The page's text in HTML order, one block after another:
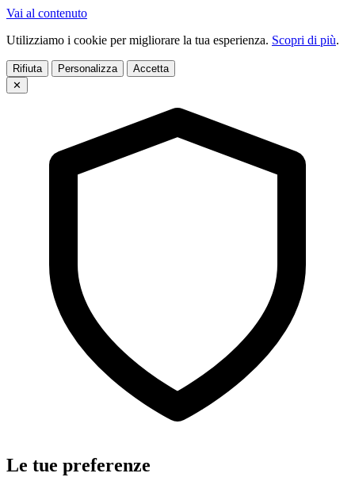
Vai al contenuto
Utilizziamo i cookie per migliorare la tua esperienza. Scopri di più.
Rifiuta Personalizza
Accetta
✕
Le tue preferenze